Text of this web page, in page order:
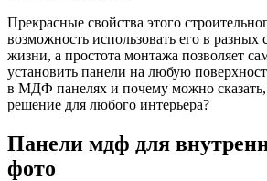
Прекрасные свойства этого
возможность использовать его в разных
жизни, а простота монтажа позволяет
установить панели на любую
в МДФ панелях и почему можно
решение для любого интерьера?
Панели мдф для
фото